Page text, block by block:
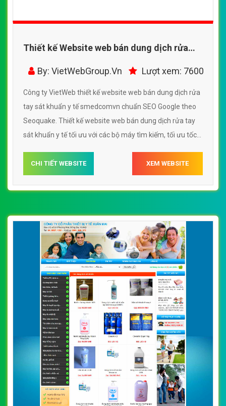
Thiết kế Website web bán dung dịch rửa
tay sát khuẩn y tế - smedcomvn
By: VietWebGroup.Vn Lượt xem: 7600
Công ty VietWeb thiết kế website web bán dung dịch rửa
tay sát khuẩn y tế smedcomvn chuẩn SEO Google theo
Seoquake. Thiết kế website web bán dung dịch rửa tay
sát khuẩn y tế tối ưu với các bộ máy tìm kiếm, tối ưu tốc
người dùng lướt website web bán dung dịch rửa tay sát
khuẩn y tế smedcomvn
CHI TIẾT WEBSITE XEM WEBSITE